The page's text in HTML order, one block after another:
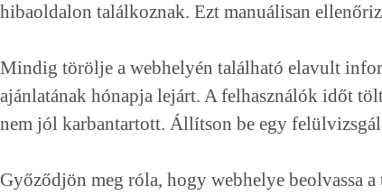
hibaoldalon találkoznak. Ezt manuálisan
Mindig törölje a webhelyén található elavult
ajánlatának hónapja lejárt. A felhasználók időt
nem jól karbantartott. Állítson be egy
Győződjön meg róla, hogy webhelye beolvassa